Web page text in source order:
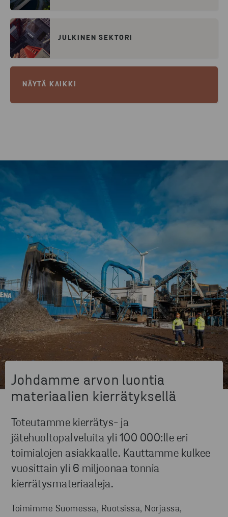
JULKINEN SEKTORI
NÄYTÄ KAIKKI
Johdamme arvon luontia
materiaalien kierrätyksellä
Toteutamme kierrätys- ja
jätehuoltopalveluita yli 100 000:lle eri
toimialojen asiakkaalle. Kauttamme kulkee
vuosittain yli 6 miljoonaa tonnia
kierrätysmateriaaleja.
Toimimme Suomessa, Ruotsissa, Norjassa,